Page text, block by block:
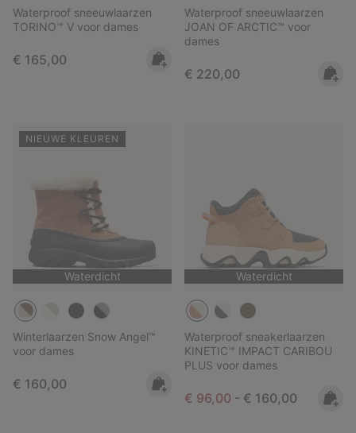
Waterproof sneeuwlaarzen
TORINO™ V voor dames
Regular price:
€ 165,00
Waterproof sneeuwlaarzen
JOAN OF ARCTIC™ voor
dames
Regular price:
€ 220,00
NIEUWE KLEUREN
Waterdicht
Winterlaarzen Snow Angel™
voor dames
Regular price:
€ 160,00
Waterdicht
Waterproof sneakerlaarzen
KINETIC™ IMPACT CARIBOU
PLUS voor dames
Minimum sale price:
€ 96,00 - Maximum price:
€ 160,00